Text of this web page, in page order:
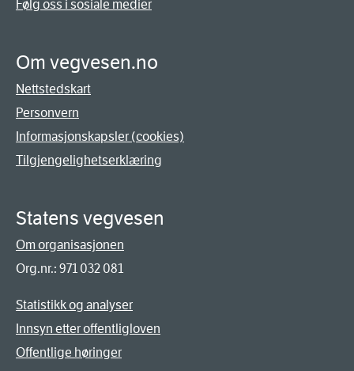
Følg oss i sosiale medier
Om vegvesen.no
Nettstedskart
Personvern
Informasjonskapsler (cookies)
Tilgjengelighetserklæring
Statens vegvesen
Om organisasjonen
Org.nr.: 971 032 081
Statistikk og analyser
Innsyn etter offentligloven
Offentlige høringer